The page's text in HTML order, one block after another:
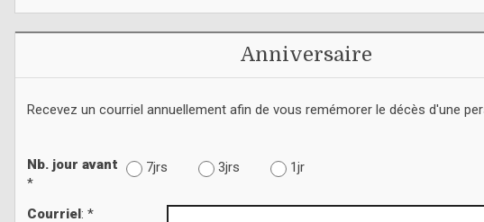
Anniversaire
Recevez un courriel annuellement afin de vous remémorer le décès d'une
Nb. jour avant
*
7jrs 3jrs 1jr
Courriel: *